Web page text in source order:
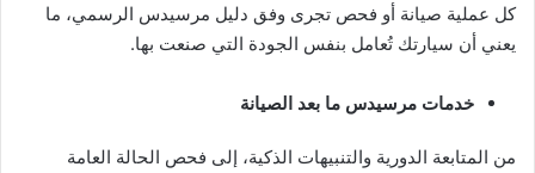
كل عملية صيانة أو فحص تجرى وفق دليل مرسيدس الرسمي، ما
يعني أن سيارتك تُعامل بنفس الجودة التي صنعت بها.
خدمات مرسيدس ما بعد الصيانة
من المتابعة الدورية والتنبيهات الذكية، إلى فحص الحالة العامة